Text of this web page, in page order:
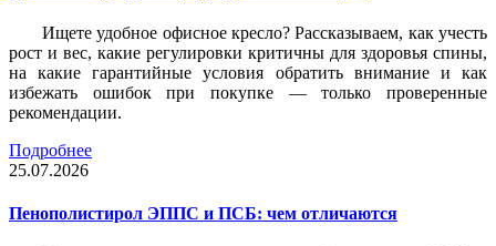
Ищете удобное офисное кресло? Рассказываем, как учесть
рост и вес, какие регулировки критичны для здоровья спины,
на какие гарантийные условия обратить внимание и как
избежать ошибок при покупке — только проверенные
рекомендации.
Подробнее
25.07.2026
Пенополистирол ЭППС и ПСБ: чем отличаются